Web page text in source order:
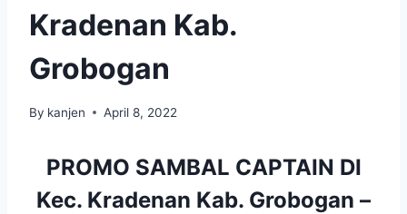
Kradenan Kab.
Grobogan
By kanjen April 8, 2022
PROMO SAMBAL CAPTAIN DI
Kec. Kradenan Kab. Grobogan –